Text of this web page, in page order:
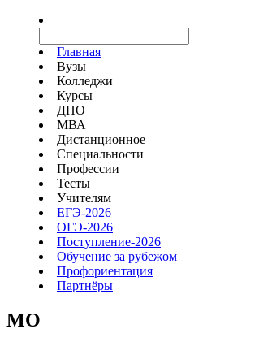
Главная
Вузы
Колледжи
Курсы
ДПО
МВА
Дистанционное
Специальности
Профессии
Тесты
Учителям
ЕГЭ-2026
ОГЭ-2026
Поступление-2026
Обучение за рубежом
Профориентация
Партнёры
MO